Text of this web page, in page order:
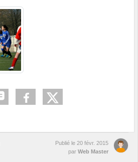
Publié le 20 févr. 2015
par Web Master